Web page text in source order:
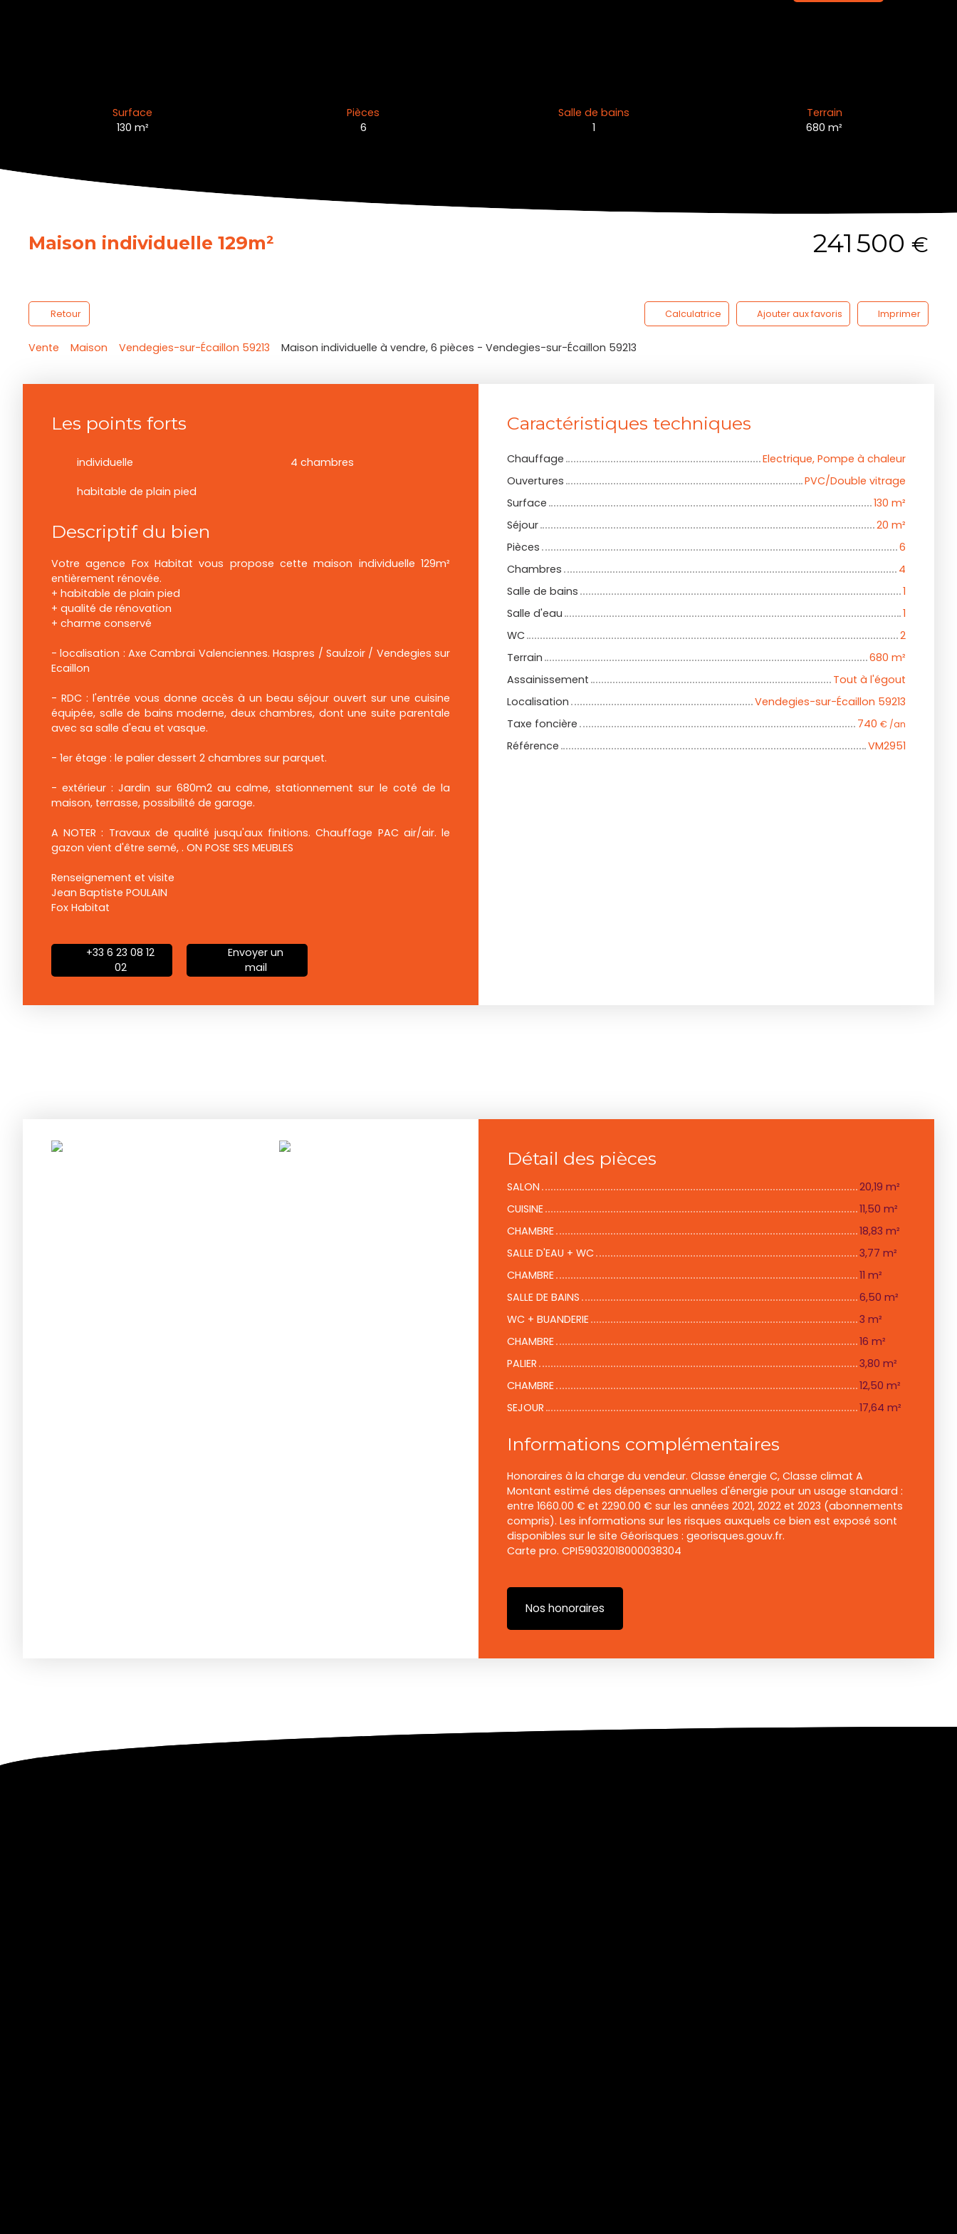
Surface
130 m²
Pièces
6
Salle de bains
1
Terrain
680m²
Maison individuelle 129m² 241 500 €
Retour Calculatrice Ajouter aux favoris Imprimer
Vente Maison Vendegies-sur-Écaillon 59213 Maison individuelle à vendre, 6 pièces - Vendegies-sur-Écaillon 59213
Les points forts
individuelle 4 chambres
habitable de plain pied
Descriptif du bien
Votre agence Fox Habitat vous propose cette maison individuelle 129m²
entièrement rénovée.
+ habitable de plain pied
+ qualité de rénovation
+ charme conservé
- localisation : Axe Cambrai Valenciennes. Haspres / Saulzoir / Vendegies sur
Ecaillon
- RDC : l'entrée vous donne accès à un beau séjour ouvert sur une cuisine
équipée, salle de bains moderne, deux chambres, dont une suite parentale
avec sa salle d'eau et vasque.
- 1er étage : le palier dessert 2 chambres sur parquet.
- extérieur : Jardin sur 680m2 au calme, stationnement sur le coté de la
maison, terrasse, possibilité de garage.
A NOTER : Travaux de qualité jusqu'aux finitions. Chauffage PAC air/air. le
gazon vient d'être semé, . ON POSE SES MEUBLES
Renseignement et visite
Jean Baptiste POULAIN
Fox Habitat
+33 6 23 08 12
02
Envoyer un
mail
Caractéristiques techniques
Chauffage
Electrique, Pompe à chaleur
Ouvertures
PVC/Double vitrage
Surface
130 m²
Séjour
20 m²
Pièces
6
Chambres
4
Salle de bains
1
Salle d'eau
1
WC
2
Terrain
680 m²
Assainissement
Tout à l'égout
Localisation
Vendegies-sur-Écaillon 59213
Taxe foncière
740 € /an
Référence VM2951
Détail des pièces
SALON
20,19 m²
CUISINE
11,50 m²
CHAMBRE
18,83 m²
SALLE D'EAU + WC
3,77 m²
CHAMBRE
11 m²
SALLE DE BAINS
6,50 m²
WC + BUANDERIE
3 m²
CHAMBRE
16 m²
PALIER
3,80 m²
CHAMBRE
12,50 m²
SEJOUR
17,64 m²
Informations complémentaires
Honoraires à la charge du vendeur. Classe énergie C, Classe climat A
Montant estimé des dépenses annuelles d'énergie pour un usage standard :
entre 1660.00 € et 2290.00 € sur les années 2021, 2022 et 2023 (abonnements
compris). Les informations sur les risques auxquels ce bien est exposé sont
disponibles sur le site Géorisques : georisques.gouv.fr.
Carte pro. CPI59032018000038304
Nos honoraires